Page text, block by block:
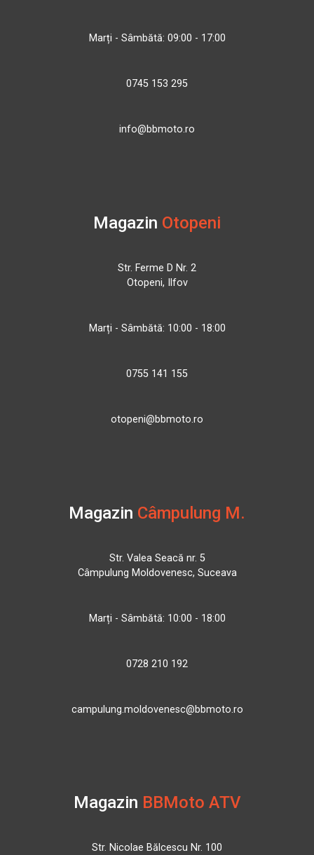
Marți - Sâmbătă: 09:00 - 17:00
0745 153 295
info@bbmoto.ro
Magazin Otopeni
Str. Ferme D Nr. 2
Otopeni, Ilfov
Marți - Sâmbătă: 10:00 - 18:00
0755 141 155
otopeni@bbmoto.ro
Magazin Câmpulung M.
Str. Valea Seacă nr. 5
Câmpulung Moldovenesc, Suceava
Marți - Sâmbătă: 10:00 - 18:00
0728 210 192
campulung.moldovenesc@bbmoto.ro
Magazin BBMoto ATV
Str. Nicolae Bălcescu Nr. 100